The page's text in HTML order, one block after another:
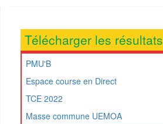
Télécharger les résultats
PMU'B
Espace course en Direct
TCE 2022
Masse commune UEMOA